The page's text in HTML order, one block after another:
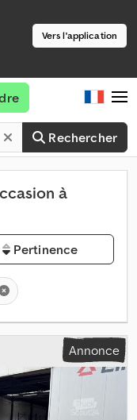
Vers l'application
Rechercher
à
Pertinence
Annonce